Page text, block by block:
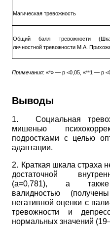
Магическая тревожность
Общий балл тревожности
личностной тревожности М.А.
Примечания: «*» — p <0,05, «**1 — p
Выводы
1.
Социальная
мишенью
подростками с целью
адаптации.
2. Краткая шкала страха
достаточной
(а=0,781), а также
валидностью
негативной оценки с
тревожности и
нормальных значений